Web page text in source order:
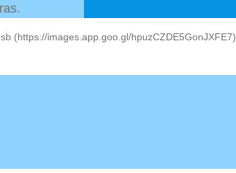
(https://images.app.goo.gl/hpuzCZDE5GonJXFE7)